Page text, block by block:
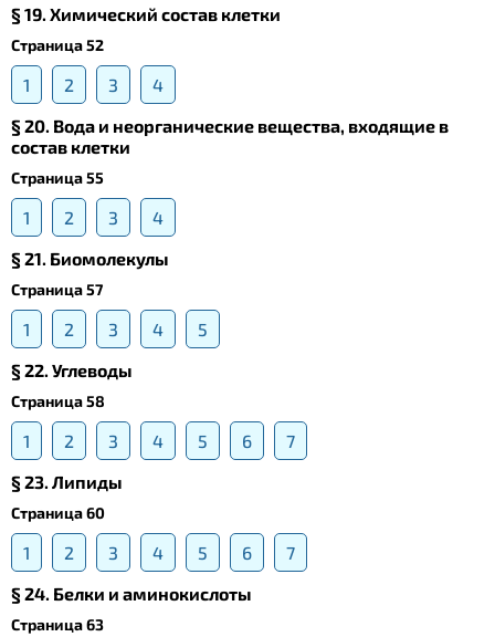
§ 19. Химический состав клетки
Страница 52
1 2 3
4
§ 20. Вода и неорганические вещества, входящие в
состав клетки
Страница 55
1 2 3
4
§ 21. Биомолекулы
Страница 57
1 2 3 4
5
§ 22. Углеводы
Страница 58
1 2 3 4 5 6
7
§ 23. Липиды
Страница 60
1 2 3 4 5 6
7
§ 24. Белки и аминокислоты
Страница 63